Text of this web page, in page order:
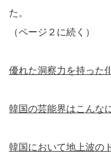
た。
（ページ２に続く）
優れた洞察力を持った
韓国の芸能界はこんな
韓国において地上波の